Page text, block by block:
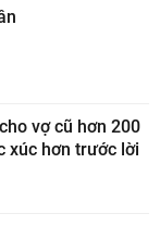
vợ cũ hơn 200
xúc hơn trước lời